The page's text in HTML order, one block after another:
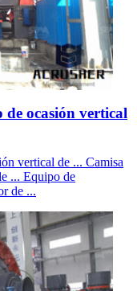
de ocasión vertical
vertical de ... Camisa
... Equipo de
de ...